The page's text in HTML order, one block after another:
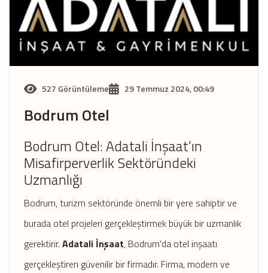
527 Görüntüleme 29 Temmuz 2024, 00:49
Bodrum Otel
Bodrum Otel: Adatali İnşaat’ın
Misafirperverlik Sektöründeki
Uzmanlığı
Bodrum, turizm sektöründe önemli bir yere sahiptir ve
burada otel projeleri gerçekleştirmek büyük bir uzmanlık
gerektirir. Adatali İnşaat, Bodrum'da otel inşaatı
gerçekleştiren güvenilir bir firmadır. Firma, modern ve